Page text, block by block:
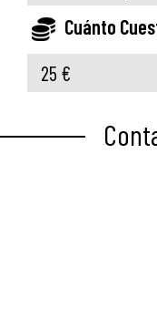
Cuánto
25 €